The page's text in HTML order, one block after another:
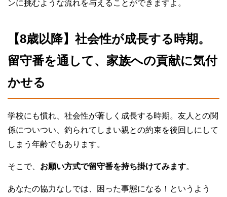
ンに挑むような流れを与えることができますよ。
【8歳以降】社会性が成長する時期。
留守番を通して、家族への貢献に気付
かせる
学校にも慣れ、社会性が著しく成長する時期。友人との関
係についつい、釣られてしまい親との約束を後回しにして
しまう年齢でもあります。
そこで、 お願い方式で留守番を持ち掛けてみます。
あなたの協力なしでは、困った事態になる！というよう